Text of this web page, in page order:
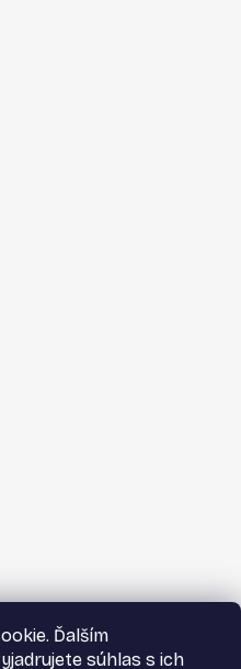
Ďalším
súhlas s ich